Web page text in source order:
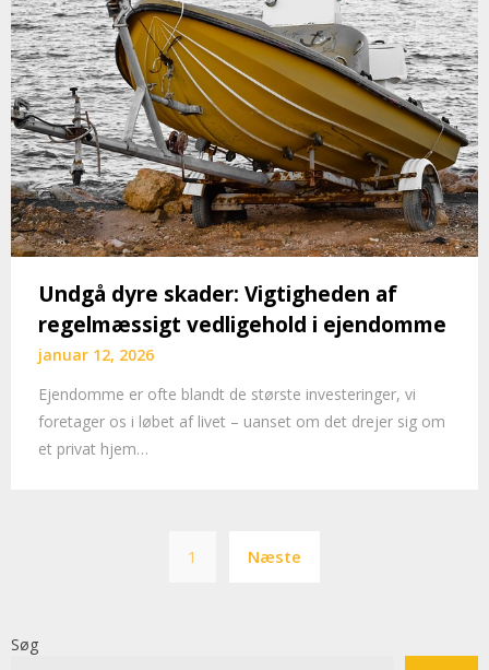
Undgå dyre skader: Vigtigheden af
regelmæssigt vedligehold i ejendomme
januar 12, 2026
Ejendomme er ofte blandt de største investeringer, vi
foretager os i løbet af livet – uanset om det drejer sig om
et privat hjem…
1 Næste
Søg